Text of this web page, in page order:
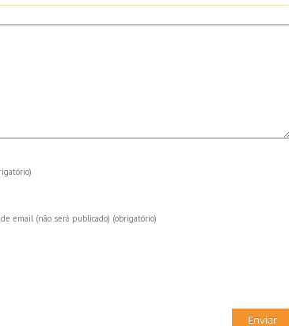
email (não será publicado) (obrigatório)